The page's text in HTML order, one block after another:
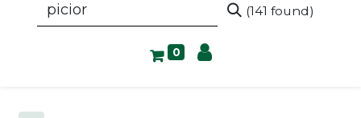
(141 found)
0